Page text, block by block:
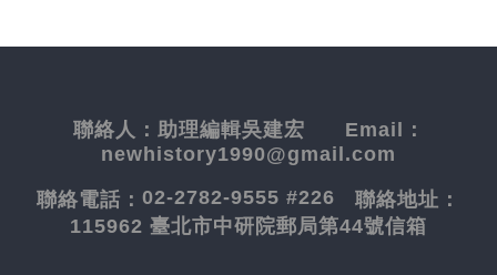
聯絡人： 助理編輯吳建宏 Email：
newhistory1990@gmail.com
聯絡電話： 02-2782-9555 #226 聯絡地址：
115962 臺北市中研院郵局第44號信箱